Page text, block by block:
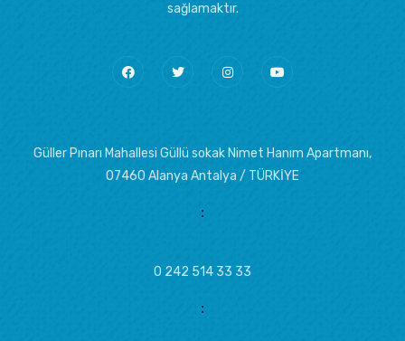
sağlamaktır.
Güller Pınarı Mahallesi Güllü sokak Nimet Hanım Apartmanı,
07460 Alanya Antalya / TÜRKİYE
:
0 242 514 33 33
: